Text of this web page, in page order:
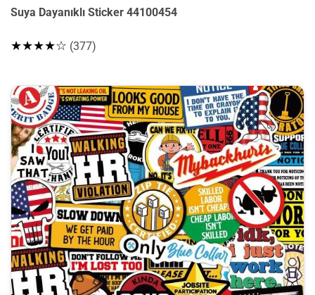
Suya Dayanıklı Sticker 44100454
★★★★☆ (377)